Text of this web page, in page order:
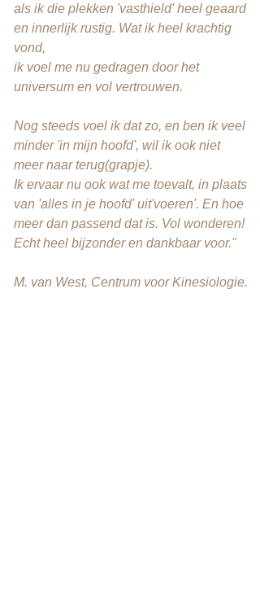
als ik die plekken 'vasthield' heel geaard
en innerlijk rustig. Wat ik heel krachtig
vond,
ik voel me nu gedragen door het
universum en vol vertrouwen.
Nog steeds voel ik dat zo, en ben ik veel
minder 'in mijn hoofd', wil ik ook niet
meer naar terug(grapje).
Ik ervaar nu ook wat me toevalt, in plaats
van 'alles in je hoofd' uit'voeren'. En hoe
meer dan passend dat is. Vol wonderen!
Echt heel bijzonder en dankbaar voor."
M. van West, Centrum voor Kinesiologie.